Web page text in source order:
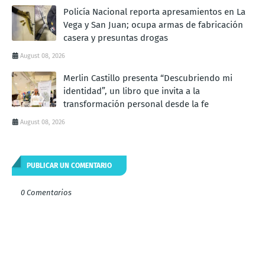
Policía Nacional reporta apresamientos en La
Vega y San Juan; ocupa armas de fabricación
casera y presuntas drogas
August 08, 2026
Merlin Castillo presenta “Descubriendo mi
identidad”, un libro que invita a la
transformación personal desde la fe
August 08, 2026
PUBLICAR UN COMENTARIO
0 Comentarios